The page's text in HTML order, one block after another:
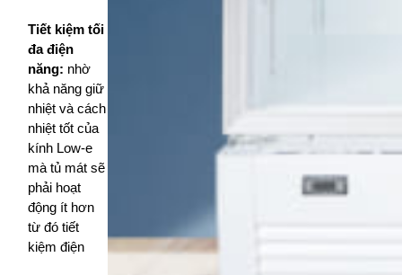
Tiết kiệm tối
đa điện
năng: nhờ
khả năng giữ
nhiệt và cách
nhiệt tốt của
kính Low-e
mà tủ mát sẽ
phải hoạt
động ít hơn
từ đó tiết
kiệm điện